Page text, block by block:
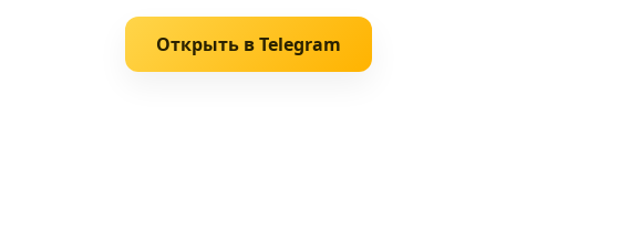
Открыть в Telegram